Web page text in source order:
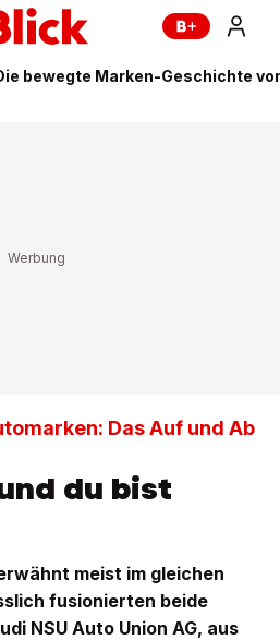
bewegte Marken-Geschichte
Das Auf und Ab
du bist
meist im gleichen
fusionierten beide
NSU Auto Union AG, aus